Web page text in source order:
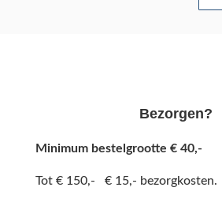
Bezorgen?
Minimum bestelgrootte € 40,-
Tot € 150,- € 15,- bezorgkosten.